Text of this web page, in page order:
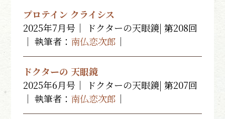
プロテイン クライシス
2025年7月号｜ ドクターの天眼鏡| 第208回
｜ 執筆者： 南仏恋次郎 ｜
ドクターの 天眼鏡
2025年6月号｜ ドクターの天眼鏡| 第207回
｜ 執筆者： 南仏恋次郎 ｜